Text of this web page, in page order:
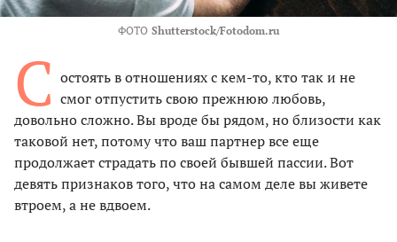
ФОТО Shutterstock/Fotodom.ru
С остоять в отношениях с кем-то, кто так и не
смог отпустить свою прежнюю любовь,
довольно сложно. Вы вроде бы рядом, но близости как
таковой нет, потому что ваш партнер все еще
продолжает страдать по своей бывшей пассии. Вот
девять признаков того, что на самом деле вы живете
втроем, а не вдвоем.